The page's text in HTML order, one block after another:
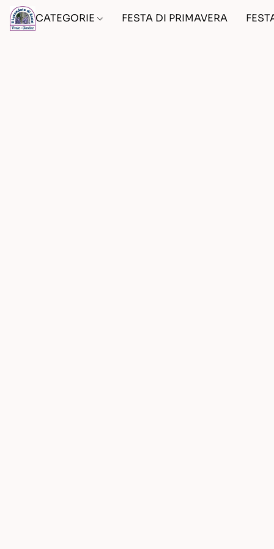
CATEGORIE FESTA DI PRIMAVERA